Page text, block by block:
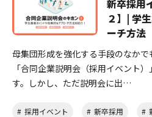
新卒採用
２】| 学
ーチ方法
母集団形成を強化する手段のなか
「合同企業説明会（採用イベント
す。しかし、ただ説明会に出…
採用イベント 新卒採用